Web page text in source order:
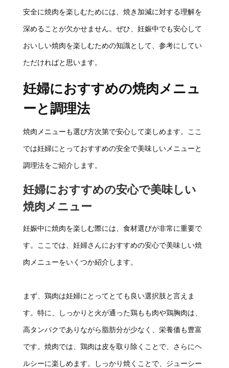
安全に焼肉を楽しむためには、焼き加減に対する理解を
深めることが欠かせません。ぜひ、妊娠中でも安心して
おいしい焼肉を楽しむための知識として、参考にしてい
ただければと思います。
妊婦におすすめの焼肉メニュ
ーと調理法
焼肉メニューも選び方次第で安心して楽しめます。ここ
では妊婦にとっておすすめの安全で美味しいメニューと
調理法をご紹介します。
妊婦におすすめの安心で美味しい
焼肉メニュー
妊娠中に焼肉を楽しむ際には、食材選びが非常に重要で
す。ここでは、妊婦さんにおすすめの安心で美味しい焼
肉メニューをいくつか紹介します。
まず、鶏肉は妊婦にとってとても良い選択肢と言えま
す。特に、しっかりと火が通った鶏もも肉や鶏胸肉は、
高タンパクでありながら脂肪分が少なく、栄養価も豊富
です。焼肉では、鶏肉は皮を取り除くことで、さらにヘ
ルシーに楽しめます。しっかり焼くことで、ジューシー